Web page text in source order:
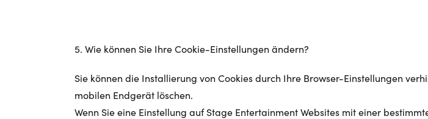
5. Wie können Sie Ihre Cookie-Einstellungen ändern?
Sie können die Installierung von Cookies durch Ihre Browser-Einstellungen
mobilen Endgerät löschen.
Wenn Sie eine Einstellung auf Stage Entertainment Websites mit einer